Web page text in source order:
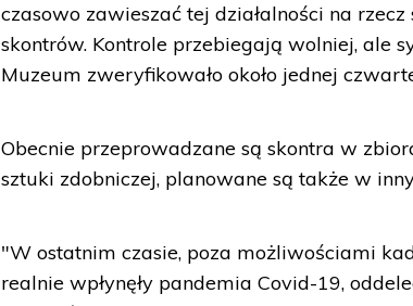
czasowo zawieszać tej działalności na
skontrów. Kontrole przebiegają wolniej, ale
Muzeum zweryfikowało około jednej
Obecnie przeprowadzane są skontra w
sztuki zdobniczej, planowane są także w
"W ostatnim czasie, poza możliwościami
realnie wpłynęły pandemia Covid-19,